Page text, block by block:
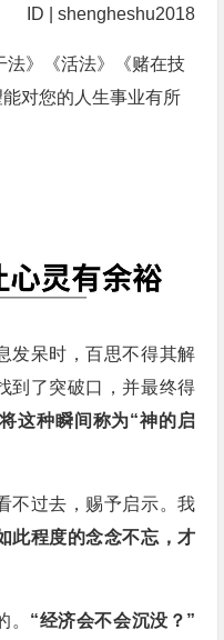
ID | shengheshu2018
》《活法》《赌在技
对您的人生事业有所
发呆时，百思不得其解
到了突破口，并最终得
这种瞬间称为“神的启
不过去，赐予启示。我
此程度的念念不忘，才
。 “经济会不会沉没？”